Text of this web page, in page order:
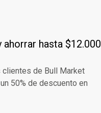
hasta $12.000
de Bull Market
50% de descuento en